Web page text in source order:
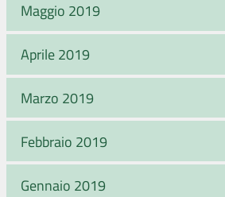
Maggio 2019
Aprile 2019
Marzo 2019
Febbraio 2019
Gennaio 2019